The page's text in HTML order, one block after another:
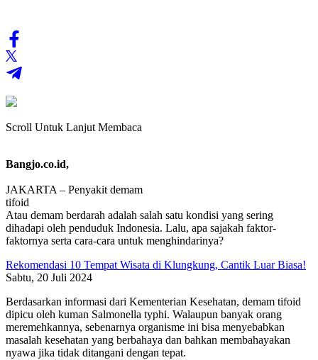
Scroll Untuk Lanjut Membaca
Bangjo.co.id,
JAKARTA – Penyakit demam
tifoid
Atau demam berdarah adalah salah satu kondisi yang sering
dihadapi oleh penduduk Indonesia. Lalu, apa sajakah faktor-
faktornya serta cara-cara untuk menghindarinya?
Rekomendasi 10 Tempat Wisata di Klungkung, Cantik Luar Biasa!
Sabtu, 20 Juli 2024
Berdasarkan informasi dari Kementerian Kesehatan, demam tifoid
dipicu oleh kuman Salmonella typhi. Walaupun banyak orang
meremehkannya, sebenarnya organisme ini bisa menyebabkan
masalah kesehatan yang berbahaya dan bahkan membahayakan
nyawa jika tidak ditangani dengan tepat.